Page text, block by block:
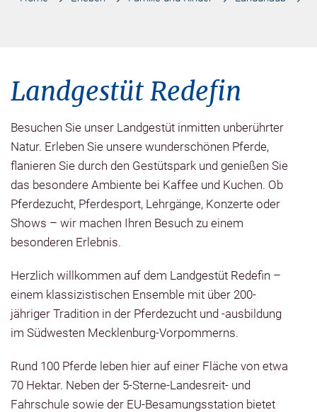
Landgestüt Redefin
Besuchen Sie unser Landgestüt inmitten unberührter
Natur. Erleben Sie unsere wunderschönen Pferde,
flanieren Sie durch den Gestütspark und genießen Sie
das besondere Ambiente bei Kaffee und Kuchen. Ob
Pferdezucht, Pferdesport, Lehrgänge, Konzerte oder
Shows – wir machen Ihren Besuch zu einem
besonderen Erlebnis.
Herzlich willkommen auf dem Landgestüt Redefin –
einem klassizistischen Ensemble mit über 200-
jähriger Tradition in der Pferdezucht und -ausbildung
im Südwesten Mecklenburg-Vorpommerns.
Rund 100 Pferde leben hier auf einer Fläche von etwa
70 Hektar. Neben der 5-Sterne-Landesreit- und
Fahrschule sowie der EU-Besamungsstation bietet